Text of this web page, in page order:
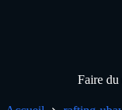
Faire du